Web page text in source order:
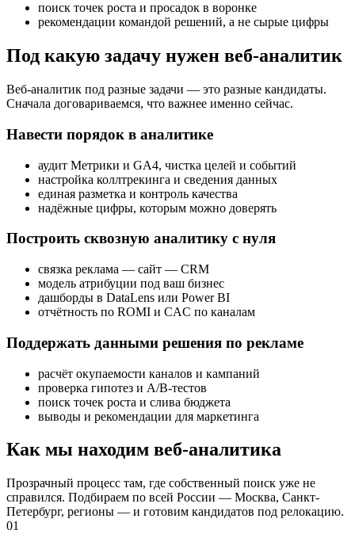
поиск точек роста и просадок в воронке
рекомендации командой решений, а не сырые цифры
Под какую задачу нужен веб-аналитик
Веб-аналитик под разные задачи — это разные кандидаты.
Сначала договариваемся, что важнее именно сейчас.
Навести порядок в аналитике
аудит Метрики и GA4, чистка целей и событий
настройка коллтрекинга и сведения данных
единая разметка и контроль качества
надёжные цифры, которым можно доверять
Построить сквозную аналитику с нуля
связка реклама — сайт — CRM
модель атрибуции под ваш бизнес
дашборды в DataLens или Power BI
отчётность по ROMI и CAC по каналам
Поддержать данными решения по рекламе
расчёт окупаемости каналов и кампаний
проверка гипотез и A/B-тестов
поиск точек роста и слива бюджета
выводы и рекомендации для маркетинга
Как мы находим веб-аналитика
Прозрачный процесс там, где собственный поиск уже не
справился. Подбираем по всей России — Москва, Санкт-
Петербург, регионы — и готовим кандидатов под релокацию.
01